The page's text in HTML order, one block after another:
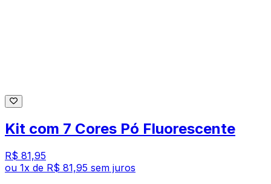
Kit com 7 Cores Pó Fluorescente
R$ 81,95
ou 1x de R$ 81,95 sem juros